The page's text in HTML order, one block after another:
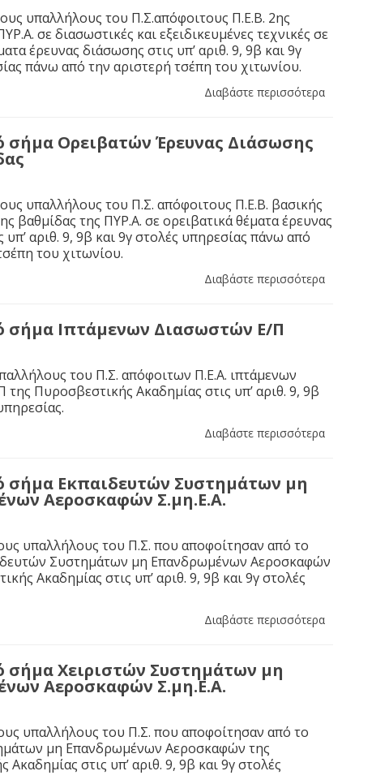
υπαλλήλους του Π.Σ.απόφοιτους Π.Ε.Β. 2ης
σε διασωστικές και εξειδικευμένες τεχνικές σε
έρευνας διάσωσης στις υπ’ αριθ. 9, 9β και 9γ
πάνω από την αριστερή τσέπη του χιτωνίου.
Διαβάστε περισσότερα
σήμα Ορειβατών Έρευνας Διάσωσης
υπαλλήλους του Π.Σ. απόφοιτους Π.Ε.Β. βασικής
βαθμίδας της ΠΥΡ.Α. σε ορειβατικά θέματα έρευνας
υπ’ αριθ. 9, 9β και 9γ στολές υπηρεσίας πάνω από
του χιτωνίου.
Διαβάστε περισσότερα
σήμα Ιπτάμενων Διασωστών Ε/Π
του Π.Σ. απόφοιτων Π.Ε.Α. ιπτάμενων
Πυροσβεστικής Ακαδημίας στις υπ’ αριθ. 9, 9β
Διαβάστε περισσότερα
σήμα Εκπαιδευτών Συστημάτων μη
Αεροσκαφών Σ.μη.Ε.Α.
υπαλλήλους του Π.Σ. που αποφοίτησαν από το
Συστημάτων μη Επανδρωμένων Αεροσκαφών
Ακαδημίας στις υπ’ αριθ. 9, 9β και 9γ στολές
Διαβάστε περισσότερα
σήμα Χειριστών Συστημάτων μη
Αεροσκαφών Σ.μη.Ε.Α.
υπαλλήλους του Π.Σ. που αποφοίτησαν από το
μη Επανδρωμένων Αεροσκαφών της
Ακαδημίας στις υπ’ αριθ. 9, 9β και 9γ στολές